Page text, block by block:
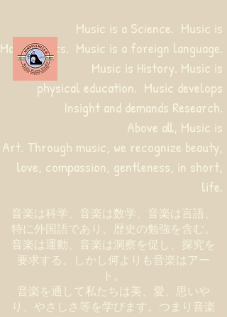
音楽は科学、音楽は数学、音楽は言語、
特に外国語であり、歴史の勉強を含む。
音楽は運動、音楽は洞察を促し、探究を
要求する。しかし何よりも音楽はアー
ト。
音楽を通して私たちは美、愛、思いや
り、やさしさ等を学びます。つまり音楽
Music is a Science. Music is
Mathematics. Music is a foreign language.
Music is History. Music is
physical education. Music develops
Insight and demands Research.
Above all, Music is
Art. Through music, we recognize beauty,
love, compassion, gentleness, in short,
life.